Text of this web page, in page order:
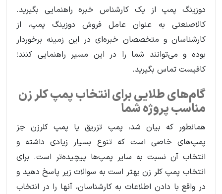
دوزینگ پمپ از یک کارشناس خبره راهنمایی بگیرید.
کالاصنعتی به عنوان عامل فروش دوزینگ پمپ، از
کارشناسان و متخصصان خبره‌ای در این زمینه برخوردار
بوده و می‌توانند شما را در این مسیر راهنمایی کنند؛
کافیست تماس بگیرید.
گام‌های طلایی برای انتخاب پمپ کلر زن
مناسب پروژه شما
همانطور که بیان شد، پمپ تزریق یا پمپ کلرزن جز
پمپ‌های خاصی است که تنوع بسیار زیادی داشته و
انتخاب آن نسبت به سایر پمپ‌ها پیچیده‌تر است. برای
انتخاب پمپ کلر زن بهتر است به سوالات زیر پاسخ دهید و
در واقع با دادن اطلاعات به کارشناسان، آنها را در انتخاب